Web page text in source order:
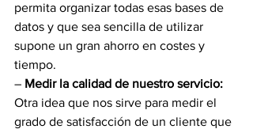
permita organizar todas esas bases de
datos y que sea sencilla de utilizar
supone un gran ahorro en costes y
tiempo.
– Medir la calidad de nuestro servicio:
Otra idea que nos sirve para medir el
grado de satisfacción de un cliente que